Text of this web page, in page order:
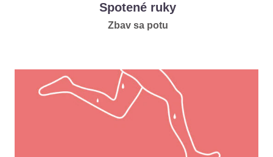
Spotené ruky
Zbav sa potu